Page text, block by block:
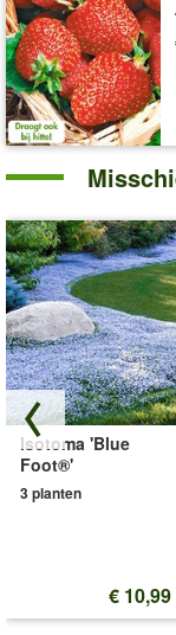
Isotoma 'Blue
Foot®'
3 planten
€ 10,99